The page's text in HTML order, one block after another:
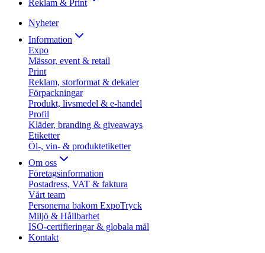
Reklam & Print
Nyheter
Information
Expo
Mässor, event & retail
Print
Reklam, storformat & dekaler
Förpackningar
Produkt, livsmedel & e-handel
Profil
Kläder, branding & giveaways
Etiketter
Öl-, vin- & produktetiketter
Om oss
Företagsinformation
Postadress, VAT & faktura
Vårt team
Personerna bakom ExpoTryck
Miljö & Hållbarhet
ISO-certifieringar & globala mål
Kontakt